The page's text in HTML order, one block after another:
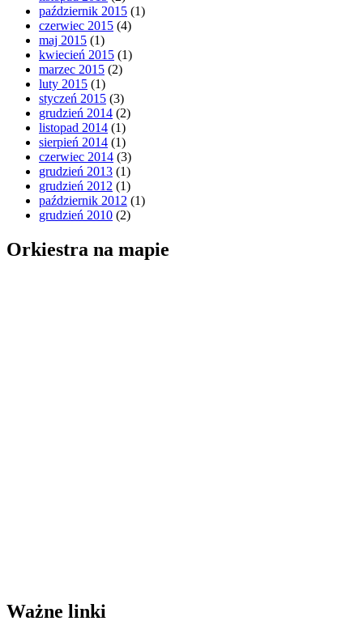
październik 2015 (1)
czerwiec 2015 (4)
maj 2015 (1)
kwiecień 2015 (1)
marzec 2015 (2)
luty 2015 (1)
styczeń 2015 (3)
grudzień 2014 (2)
listopad 2014 (1)
sierpień 2014 (1)
czerwiec 2014 (3)
grudzień 2013 (1)
grudzień 2012 (1)
październik 2012 (1)
grudzień 2010 (2)
Orkiestra na mapie
Ważne linki